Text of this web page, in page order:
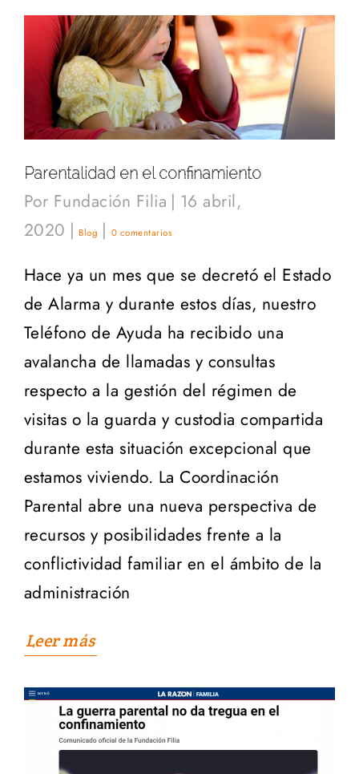
Parentalidad en el confinamiento
Por Fundación Filia | 16 abril,
2020 | Blog | 0 comentarios
Hace ya un mes que se decretó el Estado
de Alarma y durante estos días, nuestro
Teléfono de Ayuda ha recibido una
avalancha de llamadas y consultas
respecto a la gestión del régimen de
visitas o la guarda y custodia compartida
durante esta situación excepcional que
estamos viviendo. La Coordinación
Parental abre una nueva perspectiva de
recursos y posibilidades frente a la
conflictividad familiar en el ámbito de la
administración
Leer más